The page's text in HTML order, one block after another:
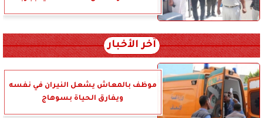
آخر الأخبار
موظف بالمعاش يشعل النيران في نفسه
ويفارق الحياة بسوهاج